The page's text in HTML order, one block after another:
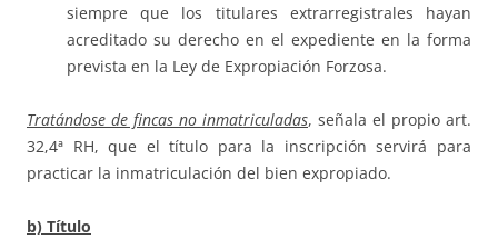
siempre que los titulares extrarregistrales hayan
acreditado su derecho en el expediente en la forma
prevista en la Ley de Expropiación Forzosa.
Tratándose de fincas no inmatriculadas, señala el propio art.
32,4ª RH, que el título para la inscripción servirá para
practicar la inmatriculación del bien expropiado.
b) Título